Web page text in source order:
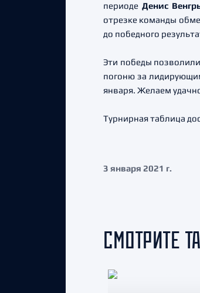
периоде Денис
отрезке команды
до победного
Эти победы
погоню за
января. Желаем
Турнирная таблица
3 января 2021 г.
СМОТРИТЕ